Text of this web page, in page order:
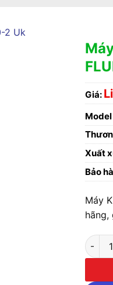
Giá:
Xuất
Bảo
Máy
hãng,
Máy